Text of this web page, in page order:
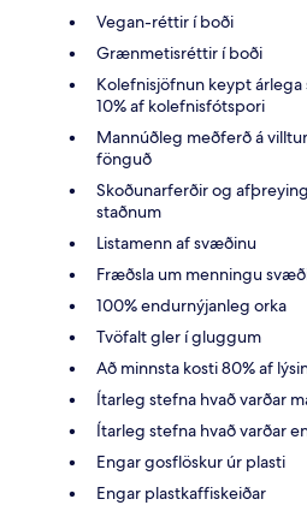
Vegan-réttir í boði
Grænmetisréttir í boði
Kolefnisjöfnun keypt árlega
10% af kolefnisfótspori
Mannúðleg meðferð á
fönguð
Skoðunarferðir og
staðnum
Listamenn af svæðinu
Fræðsla um menningu
100% endurnýjanleg orka
Tvöfalt gler í gluggum
Að minnsta kosti 80% af
Ítarleg stefna hvað varðar
Ítarleg stefna hvað varðar
Engar gosflöskur úr plasti
Engar plastkaffiskeiðar